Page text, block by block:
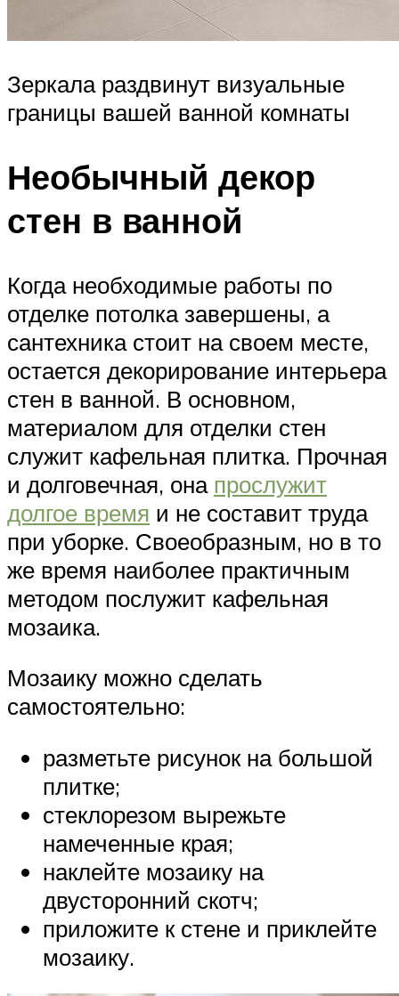
Зеркала раздвинут визуальные
границы вашей ванной комнаты
Необычный декор
стен в ванной
Когда необходимые работы по
отделке потолка завершены, а
сантехника стоит на своем месте,
остается декорирование интерьера
стен в ванной. В основном,
материалом для отделки стен
служит кафельная плитка. Прочная
и долговечная, она прослужит
долгое время и не составит труда
при уборке. Своеобразным, но в то
же время наиболее практичным
методом послужит кафельная
мозаика.
Мозаику можно сделать
самостоятельно:
разметьте рисунок на большой
плитке;
стеклорезом вырежьте
намеченные края;
наклейте мозаику на
двусторонний скотч;
приложите к стене и приклейте
мозаику.